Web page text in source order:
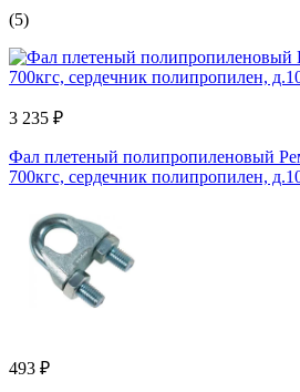
(5)
3 235 ₽
Фал плетеный полипропиленовый
700кгс, сердечник полипропилен,
493 ₽